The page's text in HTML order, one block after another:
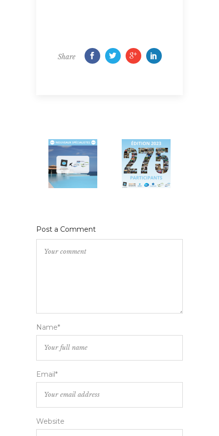
Share
Post a Comment
Name*
Email*
Website